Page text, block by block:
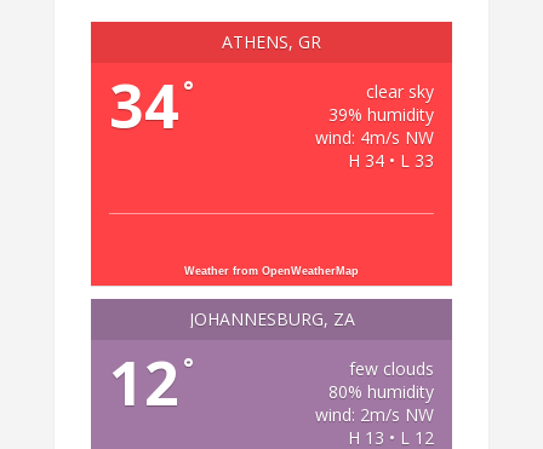
ATHENS, GR
34°
clear sky
39% humidity
wind: 4m/s NW
H 34 • L 33
Weather from OpenWeatherMap
JOHANNESBURG, ZA
12 °
few clouds
80% humidity
wind: 2m/s NW
H 13 • L 12